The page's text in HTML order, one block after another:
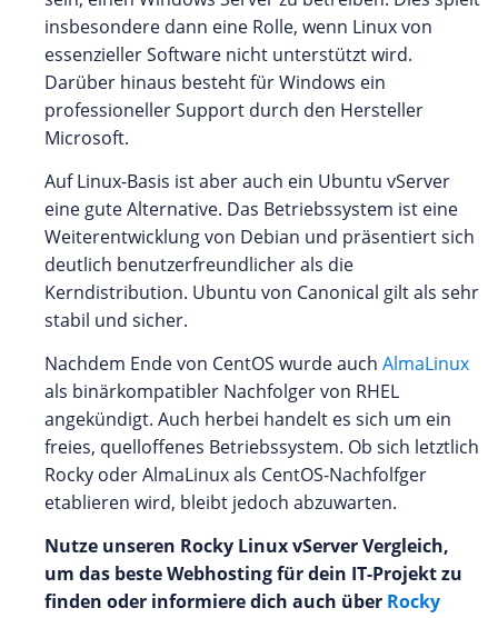
insbesondere dann eine Rolle, wenn Linux von
essenzieller Software nicht unterstützt wird.
Darüber hinaus besteht für Windows ein
professioneller Support durch den Hersteller
Microsoft.
Auf Linux-Basis ist aber auch ein Ubuntu vServer
eine gute Alternative. Das Betriebssystem ist eine
Weiterentwicklung von Debian und präsentiert sich
deutlich benutzerfreundlicher als die
Kerndistribution. Ubuntu von Canonical gilt als sehr
stabil und sicher.
Nachdem Ende von CentOS wurde auch AlmaLinux
als binärkompatibler Nachfolger von RHEL
angekündigt. Auch herbei handelt es sich um ein
freies, quelloffenes Betriebssystem. Ob sich letztlich
Rocky oder AlmaLinux als CentOS-Nachfolfger
etablieren wird, bleibt jedoch abzuwarten.
Nutze unseren Rocky Linux vServer Vergleich,
um das beste Webhosting für dein IT-Projekt zu
finden oder informiere dich auch über Rocky